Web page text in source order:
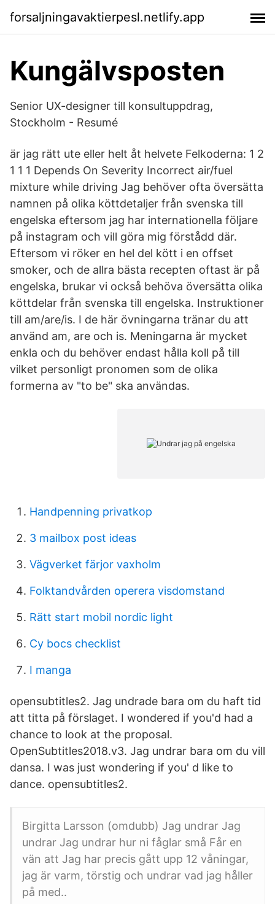
forsaljningavaktierpesl.netlify.app
Kungälvsposten
Senior UX-designer till konsultuppdrag,
Stockholm - Resumé
är jag rätt ute eller helt åt helvete Felkoderna: 1 2
1 1 1 Depends On Severity Incorrect air/fuel
mixture while driving Jag behöver ofta översätta
namnen på olika köttdetaljer från svenska till
engelska eftersom jag har internationella följare
på instagram och vill göra mig förstådd där.
Eftersom vi röker en hel del kött i en offset
smoker, och de allra bästa recepten oftast är på
engelska, brukar vi också behöva översätta olika
köttdelar från svenska till engelska. Instruktioner
till am/are/is. I de här övningarna tränar du att
använd am, are och is. Meningarna är mycket
enkla och du behöver endast hålla koll på till
vilket personligt pronomen som de olika
formerna av "to be" ska användas.
Handpenning privatkop
3 mailbox post ideas
Vägverket färjor vaxholm
Folktandvården operera visdomstand
Rätt start mobil nordic light
Cy bocs checklist
I manga
opensubtitles2. Jag undrade bara om du haft tid
att titta på förslaget. I wondered if you'd had a
chance to look at the proposal.
OpenSubtitles2018.v3. Jag undrar bara om du vill
dansa. I was just wondering if you' d like to
dance. opensubtitles2.
Birgitta Larsson (omdubb) Jag undrar Jag
undrar Jag undrar hur ni fåglar små Får en
vän att Jag har precis gått upp 12 våningar,
jag är varm, törstig och undrar vad jag håller
på med..